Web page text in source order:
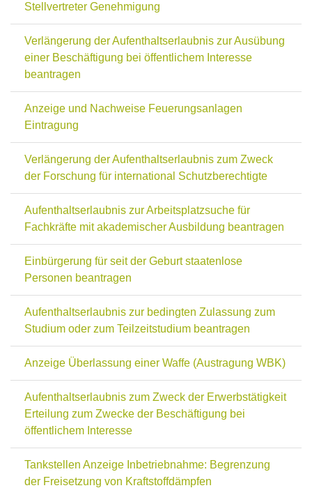
Stellvertreter Genehmigung
Verlängerung der Aufenthaltserlaubnis zur Ausübung
einer Beschäftigung bei öffentlichem Interesse
beantragen
Anzeige und Nachweise Feuerungsanlagen
Eintragung
Verlängerung der Aufenthaltserlaubnis zum Zweck
der Forschung für international Schutzberechtigte
Aufenthaltserlaubnis zur Arbeitsplatzsuche für
Fachkräfte mit akademischer Ausbildung beantragen
Einbürgerung für seit der Geburt staatenlose
Personen beantragen
Aufenthaltserlaubnis zur bedingten Zulassung zum
Studium oder zum Teilzeitstudium beantragen
Anzeige Überlassung einer Waffe (Austragung WBK)
Aufenthaltserlaubnis zum Zweck der Erwerbstätigkeit
Erteilung zum Zwecke der Beschäftigung bei
öffentlichem Interesse
Tankstellen Anzeige Inbetriebnahme: Begrenzung
der Freisetzung von Kraftstoffdämpfen